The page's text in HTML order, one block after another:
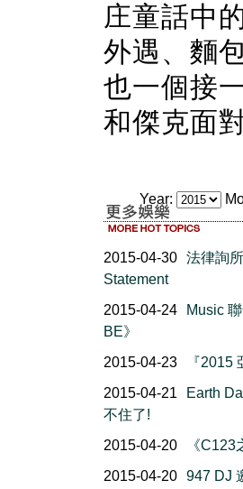
庄童話中
外遇、麵
也一個接
和傑克面
Year:
2015-04-30 法律詢
Statement
2015-04-24
Music
BE》
2015-04-23
『2015
2015-04-21
Earth
不住了!
2015-04-20
《
2015-04-20 947 DJ